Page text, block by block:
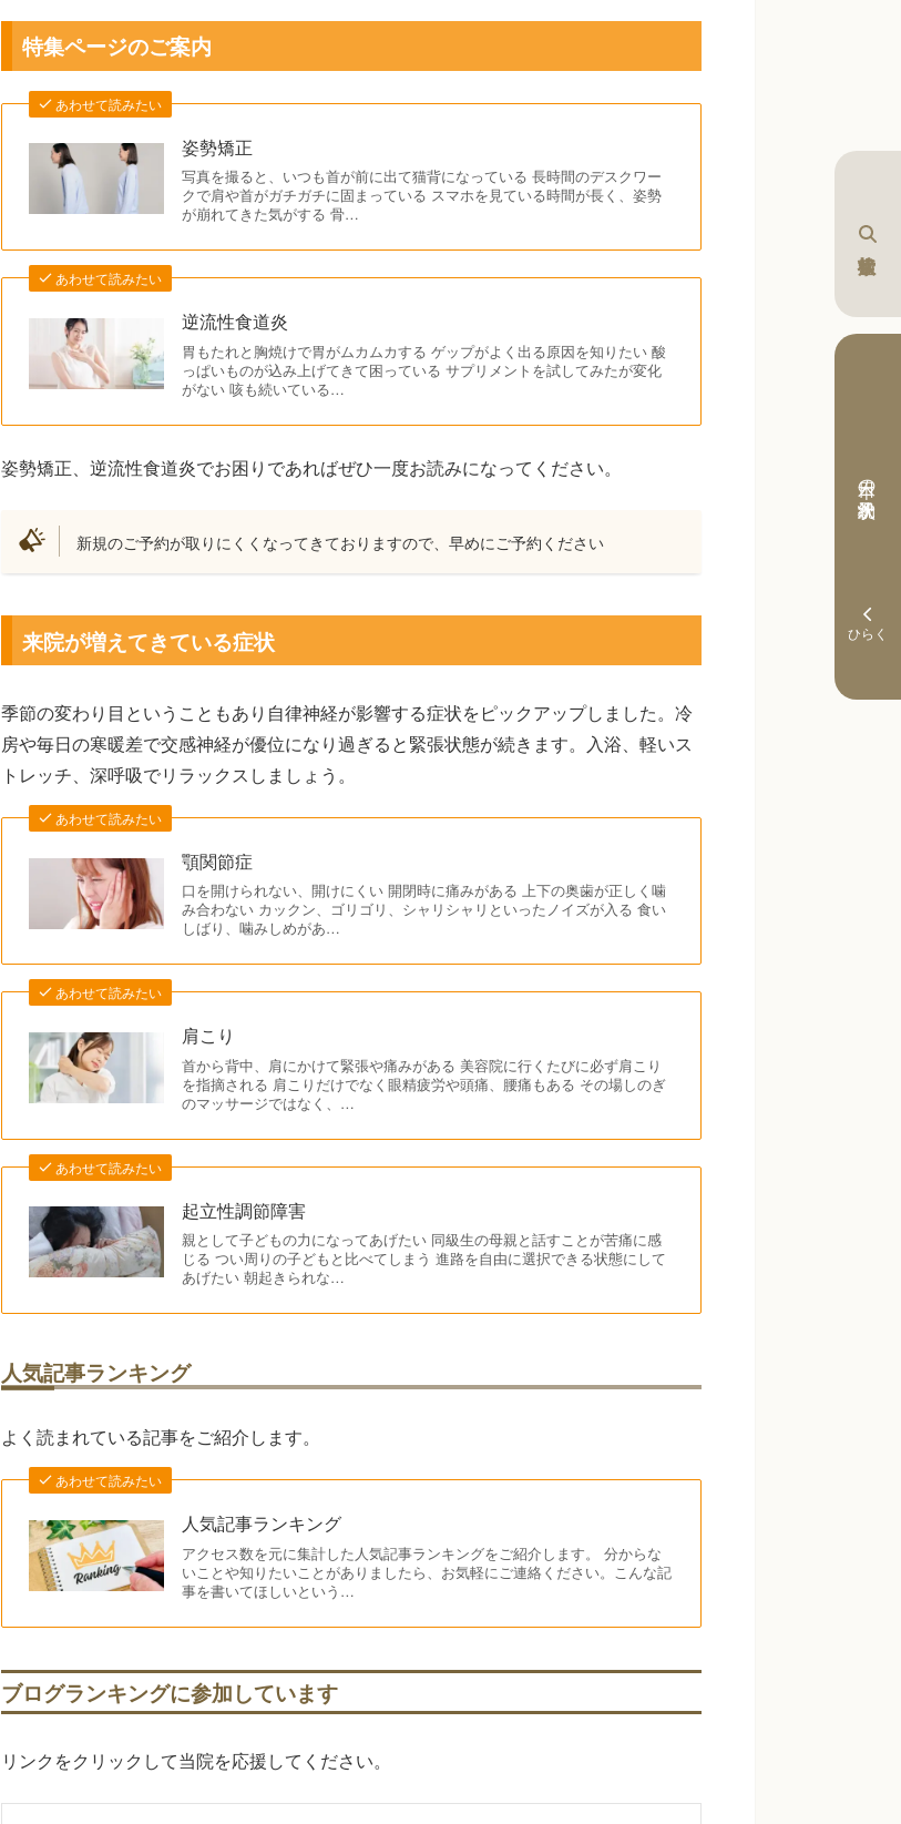
本日の予約状況
特集ページのご案内
あわせて読みたい
姿勢矯正
写真を撮ると、いつも首が前に出て猫背になっている 長時間のデスクワー
クで肩や首がガチガチに固まっている スマホを見ている時間が長く、姿勢
が崩れてきた気がする 骨…
あわせて読みたい
逆流性食道炎
胃もたれと胸焼けで胃がムカムカする ゲップがよく出る原因を知りたい 酸
っぱいものが込み上げてきて困っている サプリメントを試してみたが変化
がない 咳も続いている…
姿勢矯正、逆流性食道炎でお困りであればぜひ一度お読みになってください。
新規のご予約が取りにくくなってきておりますので、早めにご予約ください
来院が増えてきている症状
季節の変わり目ということもあり自律神経が影響する症状をピックアップしました。冷
房や毎日の寒暖差で交感神経が優位になり過ぎると緊張状態が続きます。入浴、軽いス
トレッチ、深呼吸でリラックスしましょう。
あわせて読みたい
顎関節症
口を開けられない、開けにくい 開閉時に痛みがある 上下の奥歯が正しく噛
み合わない カックン、ゴリゴリ、シャリシャリといったノイズが入る 食い
しばり、噛みしめがあ…
あわせて読みたい
肩こり
首から背中、肩にかけて緊張や痛みがある 美容院に行くたびに必ず肩こり
を指摘される 肩こりだけでなく眼精疲労や頭痛、腰痛もある その場しのぎ
のマッサージではなく、…
あわせて読みたい
起立性調節障害
親として子どもの力になってあげたい 同級生の母親と話すことが苦痛に感
じる つい周りの子どもと比べてしまう 進路を自由に選択できる状態にして
あげたい 朝起きられな…
人気記事ランキング
よく読まれている記事をご紹介します。
あわせて読みたい
人気記事ランキング
アクセス数を元に集計した人気記事ランキングをご紹介します。 分からな
いことや知りたいことがありましたら、お気軽にご連絡ください。こんな記
事を書いてほしいという…
ブログランキングに参加しています
リンクをクリックして当院を応援してください。